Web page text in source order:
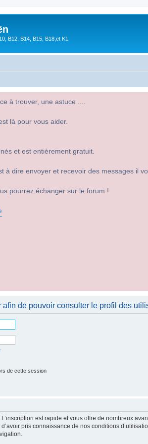
B12, B14, B15, B18,et K1
à trouver, une astuce ....
là pour vous aider.
et est entièrement gratuit.
à dire envoyer et recevoir des messages il
pourrez échanger sur le forum !
de pouvoir consulter le profil des
de cette session
est rapide et vous offre de nombreux
pris connaissance de nos conditions